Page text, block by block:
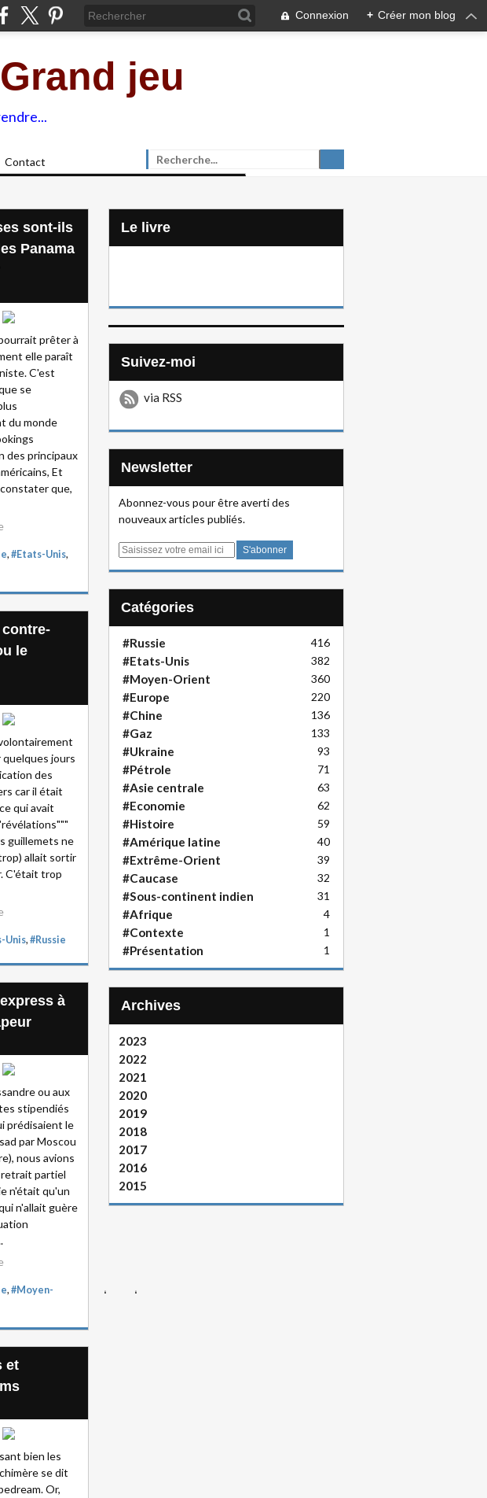
Connexion + Créer mon blog
jeu
Contact
sont-ils
Panama
prêter à
elle paraît
C'est
se
du monde
des principaux
Et
que,
, #Etats-Unis,
le
quelques jours
des
car il était
qui avait
guillemets ne
allait sortir
C'était trop
Unis, #Russie
à
ou aux
stipendiés
prédisaient le
par Moscou
nous avions
partiel
n'était qu'un
n'allait guère
, #Moyen-
et
bien les
se dit
Or,
Le livre
Suivez-moi
via RSS
Newsletter
Abonnez-vous pour être averti des
nouveaux articles publiés.
E
Catégories
#Russie 416
#Etats-Unis 382
#Moyen-Orient 360
#Europe 220
#Chine 136
#Gaz 133
#Ukraine 93
#Pétrole 71
#Asie centrale 63
#Economie 62
#Histoire 59
#Amérique latine 40
#Extrême-Orient 39
#Caucase 32
#Sous-continent indien 31
#Afrique 4
#Contexte 1
#Présentation 1
Archives
2023
2022
2021
2020
2019
2018
2017
2016
2015